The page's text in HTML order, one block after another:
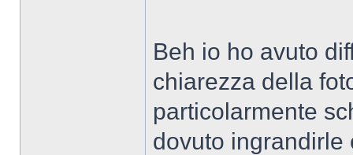
Beh io ho avuto
chiarezza della
particolarmente
dovuto ingrandirle